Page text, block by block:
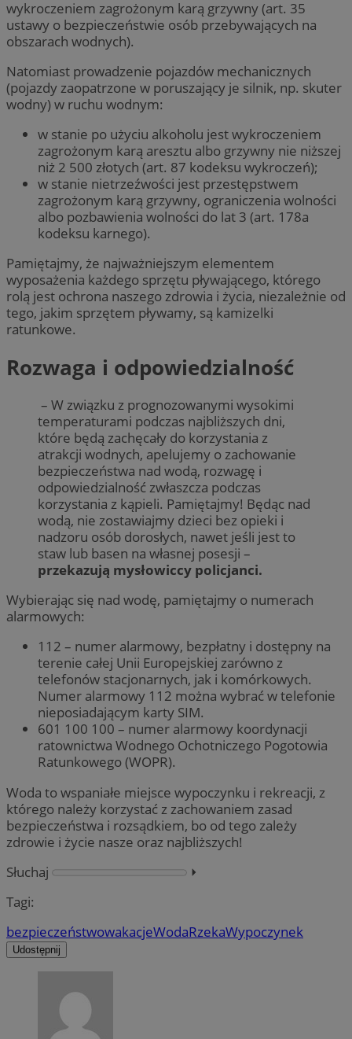
wykroczeniem zagrożonym karą grzywny (art. 35
ustawy o bezpieczeństwie osób przebywających na
obszarach wodnych).
Natomiast prowadzenie pojazdów mechanicznych
(pojazdy zaopatrzone w poruszający je silnik, np. skuter
wodny) w ruchu wodnym:
w stanie po użyciu alkoholu jest wykroczeniem
zagrożonym karą aresztu albo grzywny nie niższej
niż 2 500 złotych (art. 87 kodeksu wykroczeń);
w stanie nietrzeźwości jest przestępstwem
zagrożonym karą grzywny, ograniczenia wolności
albo pozbawienia wolności do lat 3 (art. 178a
kodeksu karnego).
Pamiętajmy, że najważniejszym elementem
wyposażenia każdego sprzętu pływającego, którego
rolą jest ochrona naszego zdrowia i życia, niezależnie od
tego, jakim sprzętem pływamy, są kamizelki
ratunkowe.
Rozwaga i odpowiedzialność
– W związku z prognozowanymi wysokimi
temperaturami podczas najbliższych dni,
które będą zachęcały do korzystania z
atrakcji wodnych, apelujemy o zachowanie
bezpieczeństwa nad wodą, rozwagę i
odpowiedzialność zwłaszcza podczas
korzystania z kąpieli. Pamiętajmy! Będąc nad
wodą, nie zostawiajmy dzieci bez opieki i
nadzoru osób dorosłych, nawet jeśli jest to
staw lub basen na własnej posesji –
przekazują mysłowiccy policjanci.
Wybierając się nad wodę, pamiętajmy o numerach
alarmowych:
112 – numer alarmowy, bezpłatny i dostępny na
terenie całej Unii Europejskiej zarówno z
telefonów stacjonarnych, jak i komórkowych.
Numer alarmowy 112 można wybrać w telefonie
nieposiadającym karty SIM.
601 100 100 – numer alarmowy koordynacji
ratownictwa Wodnego Ochotniczego Pogotowia
Ratunkowego (WOPR).
Woda to wspaniałe miejsce wypoczynku i rekreacji, z
którego należy korzystać z zachowaniem zasad
bezpieczeństwa i rozsądkiem, bo od tego zależy
zdrowie i życie nasze oraz najbliższych!
Słuchaj
⏵︎
Tagi:
bezpieczeństwowakacjeWodaRzekaWypoczynek
Udostępnij